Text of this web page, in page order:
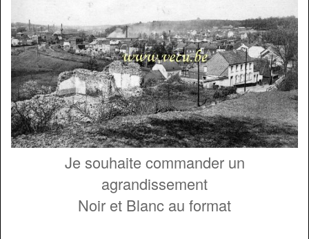
Je souhaite commander un
agrandissement
Noir et Blanc au format